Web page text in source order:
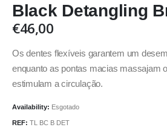
Black Detangling
€46,00
Os dentes flexíveis garantem um
enquanto as pontas macias massajam
estimulam a circulação.
Availability: Esgotado
REF: TL BC B DET